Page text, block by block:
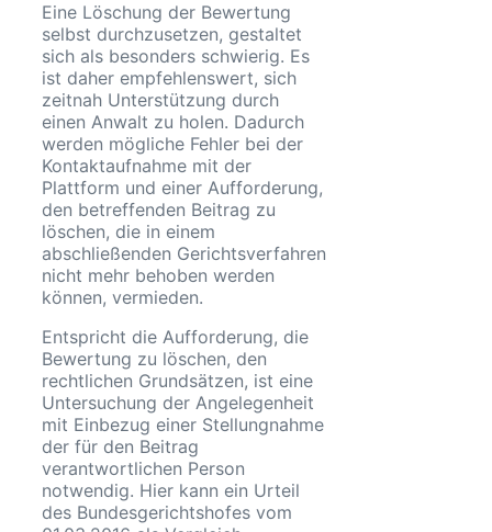
Eine Löschung der Bewertung
selbst durchzusetzen, gestaltet
sich als besonders schwierig. Es
ist daher empfehlenswert, sich
zeitnah Unterstützung durch
einen Anwalt zu holen. Dadurch
werden mögliche Fehler bei der
Kontaktaufnahme mit der
Plattform und einer Aufforderung,
den betreffenden Beitrag zu
löschen, die in einem
abschließenden Gerichtsverfahren
nicht mehr behoben werden
können, vermieden.
Entspricht die Aufforderung, die
Bewertung zu löschen, den
rechtlichen Grundsätzen, ist eine
Untersuchung der Angelegenheit
mit Einbezug einer Stellungnahme
der für den Beitrag
verantwortlichen Person
notwendig. Hier kann ein Urteil
des Bundesgerichtshofes vom